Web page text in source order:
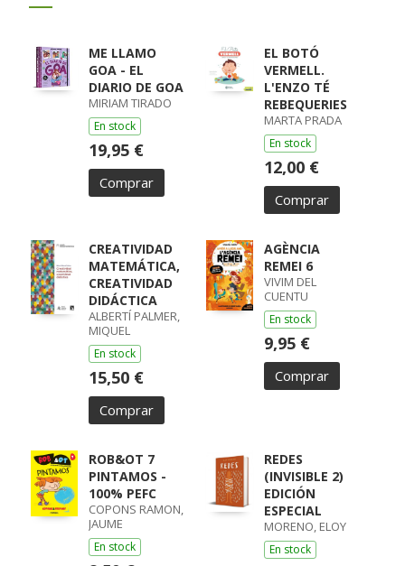
ME LLAMO
GOA - EL
DIARIO DE GOA
MIRIAM TIRADO
En stock
19,95 €
Comprar
EL BOTÓ
VERMELL.
L'ENZO TÉ
REBEQUERIES
MARTA PRADA
En stock
12,00 €
Comprar
CREATIVIDAD
MATEMÁTICA,
CREATIVIDAD
DIDÁCTICA
ALBERTÍ PALMER,
MIQUEL
En stock
15,50 €
Comprar
AGÈNCIA
REMEI 6
VIVIM DEL
CUENTU
En stock
9,95 €
Comprar
ROB&OT 7
PINTAMOS -
100% PEFC
COPONS RAMON,
JAUME
En stock
REDES
(INVISIBLE 2)
EDICIÓN
ESPECIAL
MORENO, ELOY
En stock